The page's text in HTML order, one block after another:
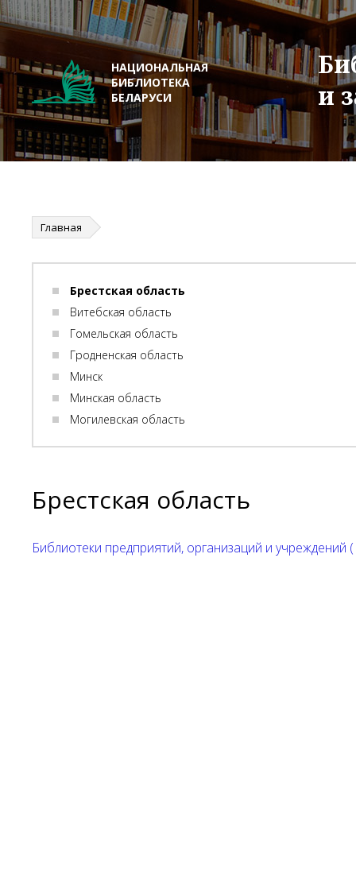
НАЦИОНАЛЬНАЯ
БИБЛИОТЕКА
БЕЛАРУСИ
и
Главная
Брестская область
Витебская область
Гомельская область
Гродненская область
Минск
Минская область
Могилевская область
Брестская область
Библиотеки предприятий, организаций и учреждений